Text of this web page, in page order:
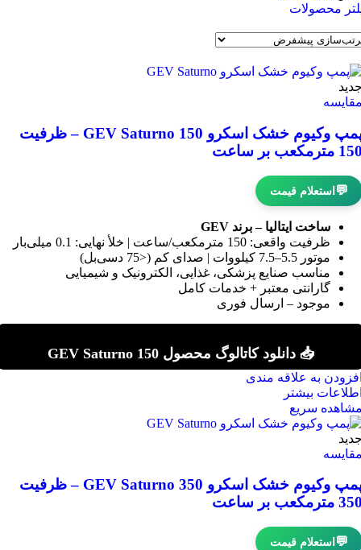
محصولات
پمپ وکیوم خشک اسکرو GEV Saturno 150 – ظرفیت
مترمکعب بر ساعت
💬استعلام قیمت
ساخت ایتالیا – برند GEV
ظرفیت واقعی: 150 مترمکعب/ساعت | خلأ نهایی: 0.1 میلی‌بار
موتور 5.5–7.5 کیلووات | صدای کم (<75 دسی‌بل)
مناسب صنایع پزشکی، غذایی، الکترونیک و شیمیایی
گارانتی معتبر + خدمات کامل
موجود – ارسال فوری
📥 دانلود کاتالوگ محصول GEV Saturno 150
به علاقه مندی
بیشتر
سریع
پمپ وکیوم خشک اسکرو GEV Saturno 350 – ظرفیت
مترمکعب بر ساعت
💬 استعلام قیمت